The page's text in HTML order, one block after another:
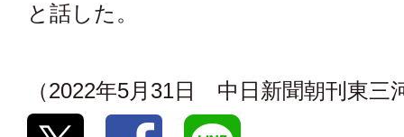
と話した。
（2022年5月31日 中日新聞朝刊東三